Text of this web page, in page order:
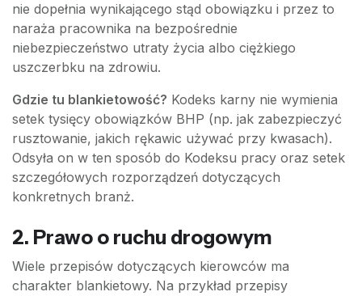
nie dopełnia wynikającego stąd obowiązku i przez to
naraża pracownika na bezpośrednie
niebezpieczeństwo utraty życia albo ciężkiego
uszczerbku na zdrowiu.
Gdzie tu blankietowość? Kodeks karny nie wymienia
setek tysięcy obowiązków BHP (np. jak zabezpieczyć
rusztowanie, jakich rękawic używać przy kwasach).
Odsyła on w ten sposób do Kodeksu pracy oraz setek
szczegółowych rozporządzeń dotyczących
konkretnych branż.
2. Prawo o ruchu drogowym
Wiele przepisów dotyczących kierowców ma
charakter blankietowy. Na przykład przepisy